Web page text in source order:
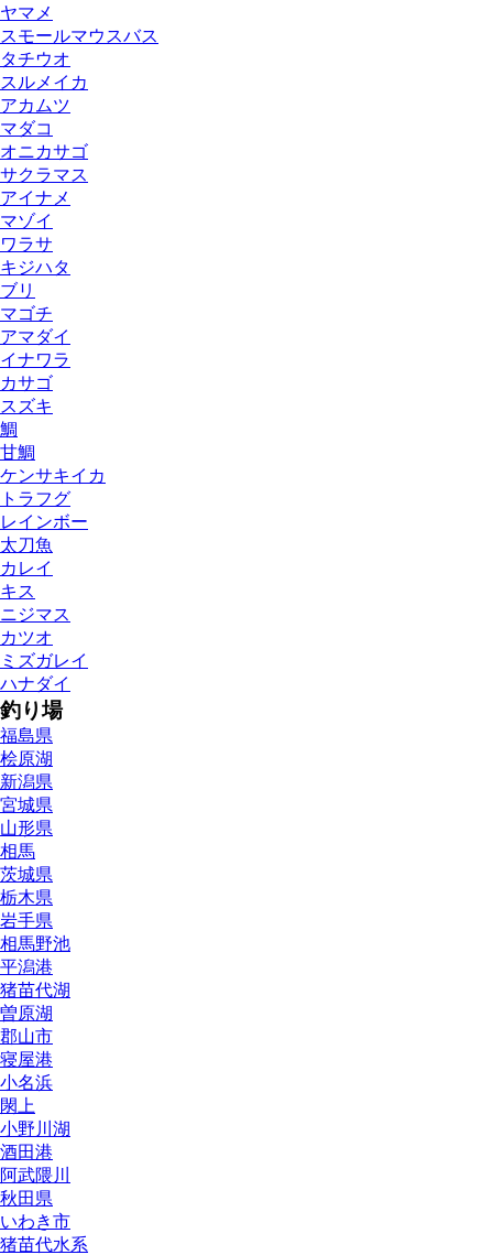
ヤマメ
スモールマウスバス
タチウオ
スルメイカ
アカムツ
マダコ
オニカサゴ
サクラマス
アイナメ
マゾイ
ワラサ
キジハタ
ブリ
マゴチ
アマダイ
イナワラ
カサゴ
スズキ
鯛
甘鯛
ケンサキイカ
トラフグ
レインボー
太刀魚
カレイ
キス
ニジマス
カツオ
ミズガレイ
ハナダイ
釣り場
福島県
桧原湖
新潟県
宮城県
山形県
相馬
茨城県
栃木県
岩手県
相馬野池
平潟港
猪苗代湖
曽原湖
郡山市
寝屋港
小名浜
閖上
小野川湖
酒田港
阿武隈川
秋田県
いわき市
猪苗代水系